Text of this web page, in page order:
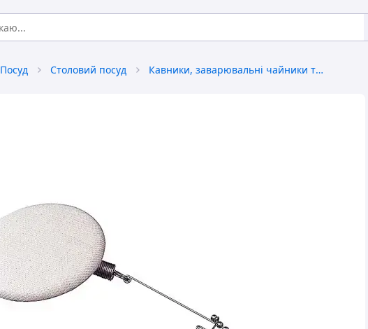
Посуд Столовий посуд Кавники, заварювальні чайники та аксесуари